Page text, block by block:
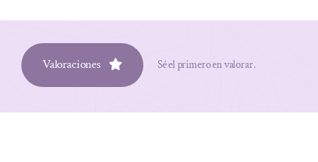
Valoraciones Sé el primero en valorar.